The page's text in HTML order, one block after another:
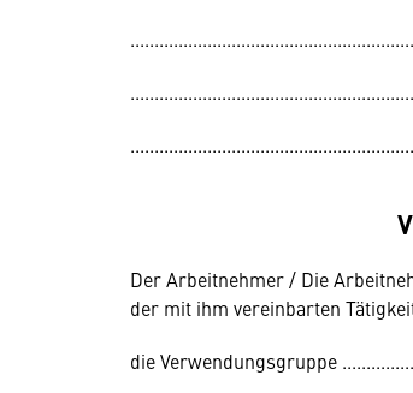
Der Arbeitnehmer / Die
der mit ihm vereinbarten
die Verwendungsgruppe